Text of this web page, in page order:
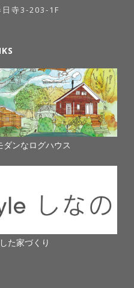
日寺3-203-1F
ンなログハウス
た家づくり